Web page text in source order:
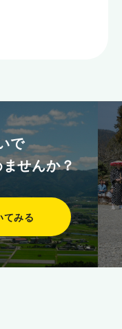
で
せんか？
てみる